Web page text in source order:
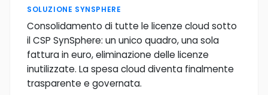
SOLUZIONE SYNSPHERE
Consolidamento di tutte le licenze cloud sotto
il CSP SynSphere: un unico quadro, una sola
fattura in euro, eliminazione delle licenze
inutilizzate. La spesa cloud diventa finalmente
trasparente e governata.